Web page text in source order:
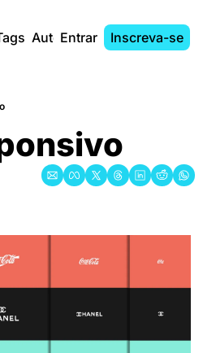
AutoresEntrar Inscreva-se